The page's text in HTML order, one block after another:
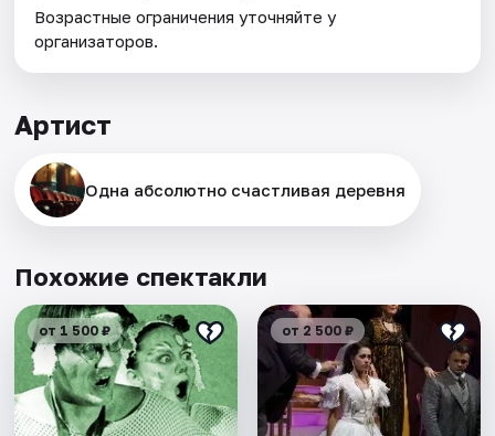
Возрастные ограничения уточняйте у
организаторов.
Артист
Одна абсолютно счастливая деревня
Похожие спектакли
от 1 500 ₽ от 2 500 ₽